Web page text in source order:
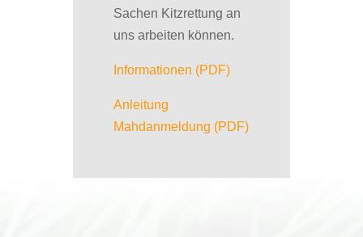
Sachen Kitzrettung an
uns arbeiten können.
Informationen (PDF)
Anleitung
Mahdanmeldung (PDF)